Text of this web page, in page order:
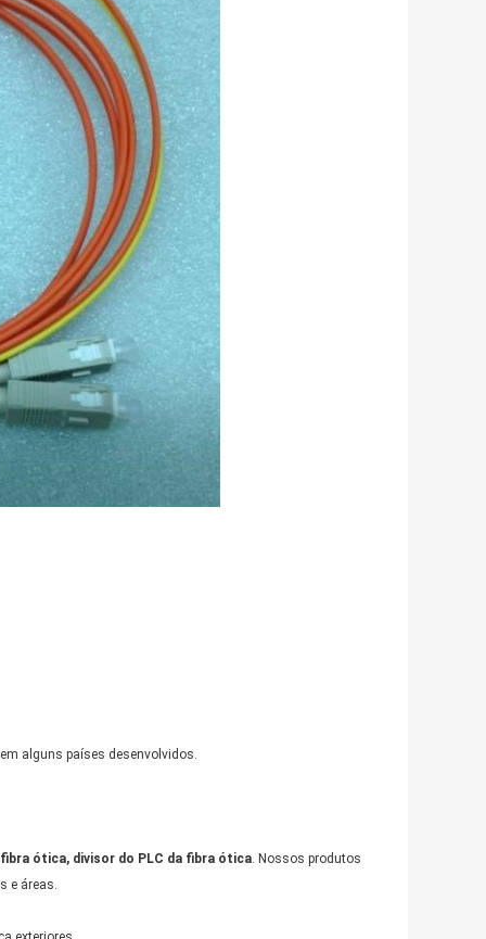
alguns países desenvolvidos.
ótica, divisor do PLC da fibra ótica. Nossos produtos
e áreas.